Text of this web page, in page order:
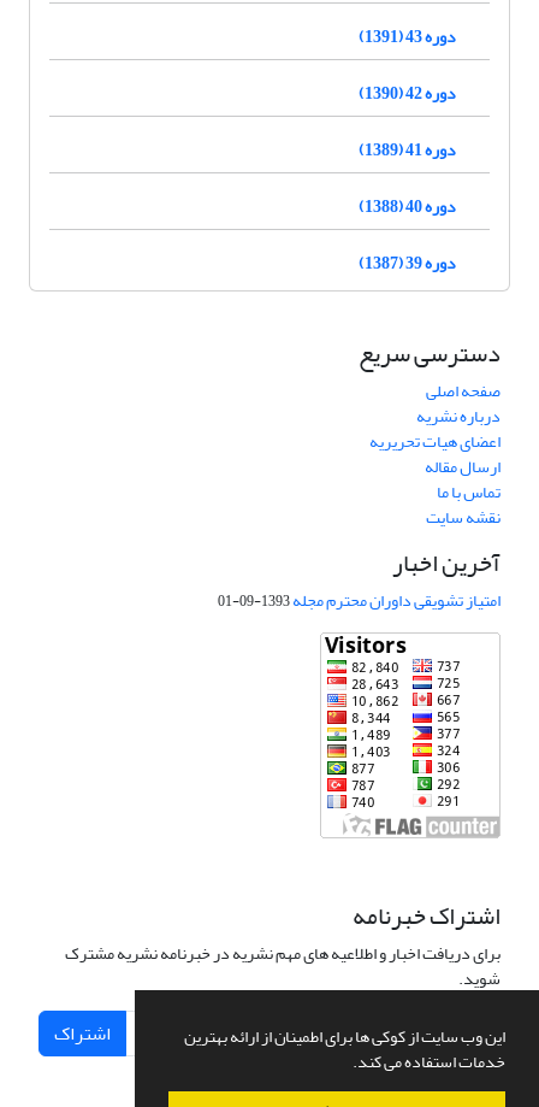
این وب سایت از کوکی ها برای اطمینان از ارائه بهترین
خدمات استفاده می کند.
دوره 43 (1391)
دوره 42 (1390)
دوره 41 (1389)
دوره 40 (1388)
دوره 39 (1387)
دسترسی سریع
صفحه اصلی
درباره نشریه
اعضای هیات تحریریه
ارسال مقاله
تماس با ما
نقشه سایت
آخرین اخبار
امتیاز تشویقی داوران محترم مجله1393-09-01
اشتراک خبرنامه
برای دریافت اخبار و اطلاعیه های مهم نشریه در خبرنامه نشریه مشترک
شوید.
اشتراک